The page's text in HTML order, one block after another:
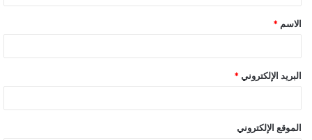
الاسم *
البريد الإلكتروني *
الموقع الإلكتروني